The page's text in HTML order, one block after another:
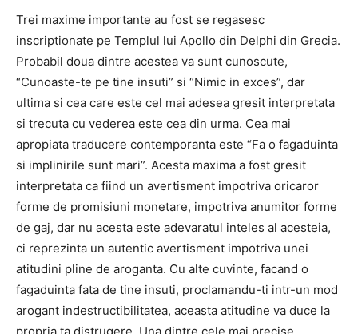
Trei maxime importante au fost se regasesc
inscriptionate pe Templul lui Apollo din Delphi din Grecia.
Probabil doua dintre acestea va sunt cunoscute,
“Cunoaste-te pe tine insuti” si “Nimic in exces”, dar
ultima si cea care este cel mai adesea gresit interpretata
si trecuta cu vederea este cea din urma. Cea mai
apropiata traducere contemporanta este “Fa o fagaduinta
si implinirile sunt mari”. Acesta maxima a fost gresit
interpretata ca fiind un avertisment impotriva oricaror
forme de promisiuni monetare, impotriva anumitor forme
de gaj, dar nu acesta este adevaratul inteles al acesteia,
ci reprezinta un autentic avertisment impotriva unei
atitudini pline de aroganta. Cu alte cuvinte, facand o
fagaduinta fata de tine insuti, proclamandu-ti intr-un mod
arogant indestructibilitatea, aceasta atitudine va duce la
propria ta distrugere. Una dintre cele mai precise